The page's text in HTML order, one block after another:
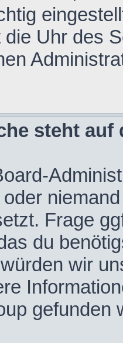
Uhr des
steht
Frage
du
wir
gefunden